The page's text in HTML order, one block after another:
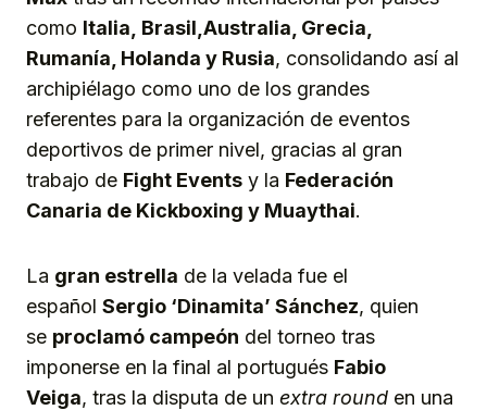
como Italia, Brasil, Australia, Grecia,
Rumanía, Holanda y Rusia, consolidando así al
archipiélago como uno de los grandes
referentes para la organización de eventos
deportivos de primer nivel, gracias al gran
trabajo de Fight Events y la Federación
Canaria de Kickboxing y Muaythai.
La gran estrella de la velada fue el
español Sergio ‘Dinamita’ Sánchez, quien
se proclamó campeón del torneo tras
imponerse en la final al portugués Fabio
Veiga, tras la disputa de un extra round en una